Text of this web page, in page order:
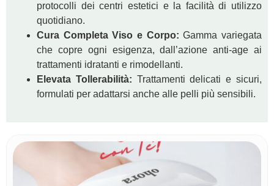
protocolli dei centri estetici e la facilità di utilizzo
quotidiano.
Cura Completa Viso e Corpo: Gamma variegata
che copre ogni esigenza, dall’azione anti-age ai
trattamenti idratanti e rimodellanti.
Elevata Tollerabilità: Trattamenti delicati e sicuri,
formulati per adattarsi anche alle pelli più sensibili.